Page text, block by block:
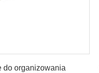
do organizowania